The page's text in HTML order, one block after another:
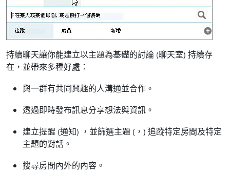
持續聊天讓你能建立以主題為基礎的討論 (聊天室) 持續存
在，並帶來多種好處：
與一群有共同興趣的人溝通並合作。
透過即時發布訊息分享想法與資訊。
建立提醒 (通知) ，並篩選主題 (，) 追蹤特定房間及特定
主題的對話。
搜尋房間內外的內容。